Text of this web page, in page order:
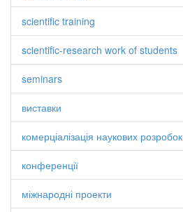
scientific training
scientific-research work of students
seminars
виставки
комерціалізація наукових розробок
конференції
міжнародні проекти